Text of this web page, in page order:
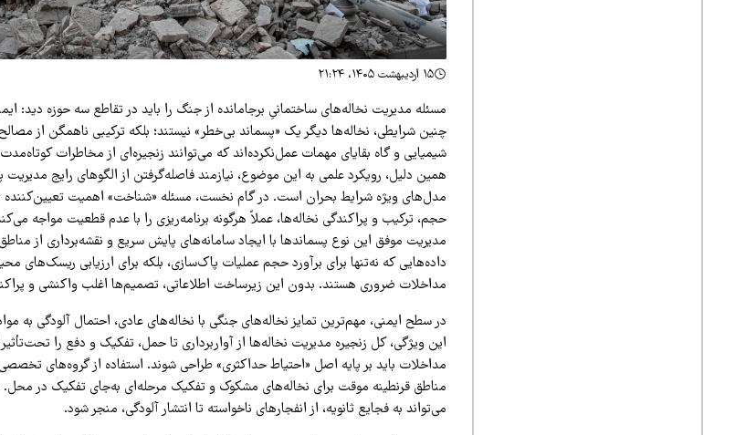
۱۵ اردیبهشت ۱۴۰۵، ۲۱:۲۴
مسئله مدیریت نخاله‌های ساختمانیِ برجامانده از جنگ را باید در تقاطع سه حوزه دید:
چنین شرایطی، نخاله‌ها دیگر یک «پسماند بی‌خطر» نیستند؛ بلکه ترکیبی ناهمگن از
شیمیایی و گاه بقایای مهمات عمل‌نکرده‌اند که می‌توانند زنجیره‌ای از مخاطرات
همین دلیل، رویکرد علمی به این موضوع، نیازمند فاصله‌گرفتن از الگوهای رایج
مدل‌های ویژه شرایط بحران است. در گام نخست، مسئله «شناخت» اهمیت تعیین‌کننده
حجم، ترکیب و پراکندگی نخاله‌ها، عملاً هرگونه برنامه‌ریزی را با عدم قطعیت مواجه
مدیریت موفق این نوع پسماندها با ایجاد سامانه‌های پایش سریع و نقشه‌برداری از
داده‌هایی که نه‌تنها برای برآورد حجم عملیات پاک‌سازی، بلکه برای ارزیابی ریسک‌های
مداخلات ضروری هستند. بدون این زیرساخت اطلاعاتی، تصمیم‌ها اغلب واکنشی و
در سطح ایمنی، مهم‌ترین تمایز نخاله‌های جنگی با نخاله‌های عادی، احتمال آلودگی به
این ویژگی، کل زنجیره مدیریت نخاله‌ها از آواربرداری تا حمل، تفکیک و دفع را
مداخلات باید بر پایه اصل «احتیاط حداکثری» طراحی شوند. استفاده از گروه‌های تخصصی
مناطق قرنطینه موقت برای نخاله‌های مشکوک و تفکیک مرحله‌ای به‌جای تفکیک در محل.
می‌تواند به فجایع ثانویه، از انفجارهای ناخواسته تا انتشار آلودگی، منجر شود.